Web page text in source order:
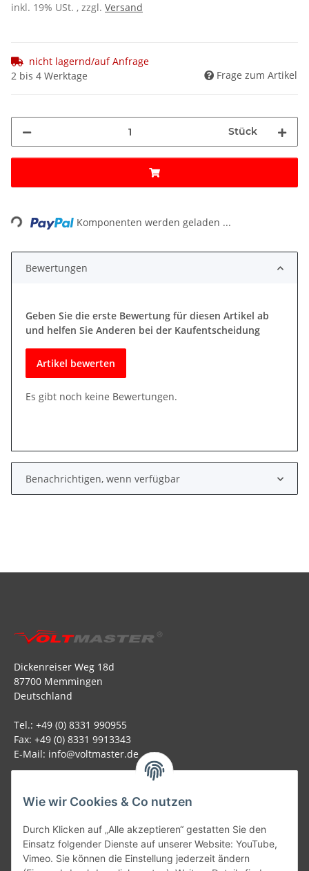
Wie wir Cookies & Co nutzen
Durch Klicken auf „Alle akzeptieren“ gestatten Sie den
Einsatz folgender Dienste auf unserer Website: YouTube,
Vimeo. Sie können die Einstellung jederzeit ändern
inkl. 19% USt. , zzgl. Versand
nicht lagernd/auf Anfrage
2 bis 4 Werktage
Frage zum Artikel
Stück
Komponenten werden geladen ...
Bewertungen
Geben Sie die erste Bewertung für diesen Artikel ab
und helfen Sie Anderen bei der Kaufentscheidung
Artikel bewerten
Es gibt noch keine Bewertungen.
Benachrichtigen, wenn verfügbar
Dickenreiser Weg 18d
87700 Memmingen
Deutschland
Tel.: +49 (0) 8331 990955
Fax: +49 (0) 8331 9913343
E-Mail: info@voltmaster.de
Allgemein